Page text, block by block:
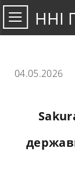
ННІ
04.05.2026